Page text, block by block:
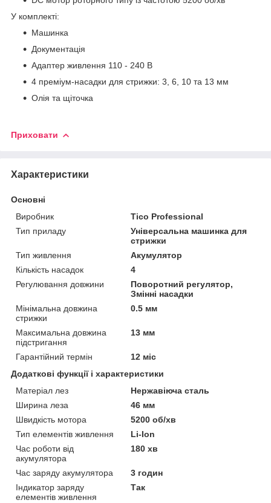
У комплекті:
Машинка
Документація
Адаптер живлення 110 - 240 В
4 преміум-насадки для стрижки: 3, 6, 10 та 13 мм
Олія та щіточка
Приховати
Характеристики
Основні
Виробник
Tico Professional
Тип приладу
Універсальна машинка для
стрижки
Тип живлення
Акумулятор
Кількість насадок
4
Регулювання довжини
Поворотний регулятор,
Змінні насадки
Мінімальна довжина
стрижки
0.5 мм
Максимальна довжина
підстригання
13 мм
Гарантійний термін
12 міс
Додаткові функції і характеристики
Матеріал лез
Нержавіюча сталь
Ширина леза
46 мм
Швидкість мотора
5200 об/хв
Тип елементів живлення
Li-Ion
Час роботи від
акумулятора
180 хв
Час заряду акумулятора
3 годин
Індикатор заряду
елементів живлення
Так